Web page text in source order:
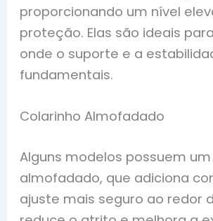
proporcionando um nível
proteção. Elas são ideais
onde o suporte e a
fundamentais.
Colarinho Almofadado
Alguns modelos possuem
almofadado, que adiciona
ajuste mais seguro ao redor